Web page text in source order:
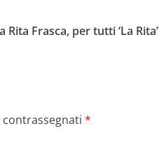
Frasca, per tutti ‘La Rita’
*